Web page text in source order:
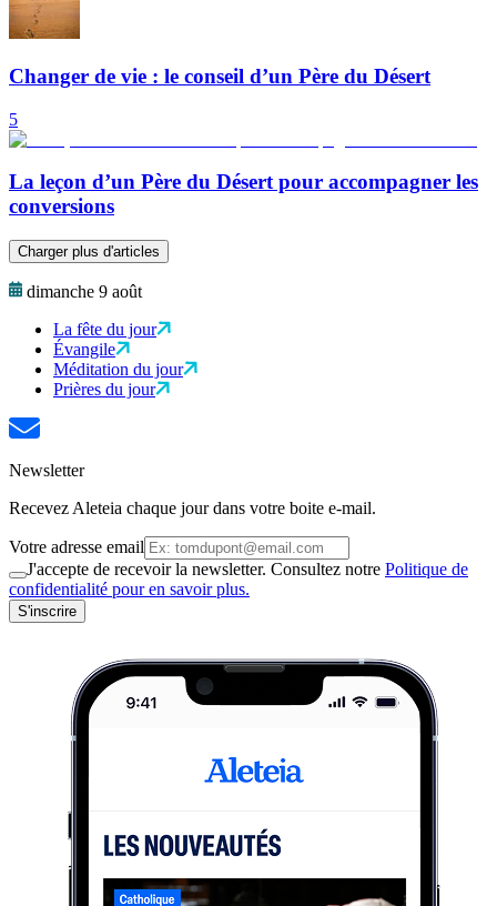
Changer de vie : le conseil d’un Père du Désert
5
La leçon d’un Père du Désert pour accompagner les
conversions
Charger plus d'articles
dimanche 9 août
La fête du jour
Évangile
Méditation du jour
Prières du jour
Newsletter
Recevez Aleteia chaque jour dans votre boite e-mail.
Votre adresse email
J'accepte de recevoir la newsletter. Consultez notre Politique de
confidentialité pour en savoir plus.
S'inscrire